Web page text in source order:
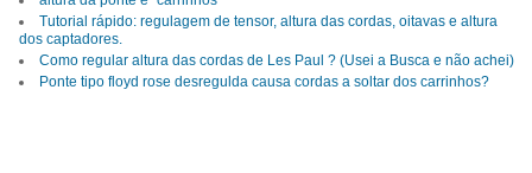
Tutorial rápido: regulagem de tensor, altura das cordas, oitavas e altura
dos captadores.
Como regular altura das cordas de Les Paul ? (Usei a Busca e não achei)
Ponte tipo floyd rose desregulda causa cordas a soltar dos carrinhos?